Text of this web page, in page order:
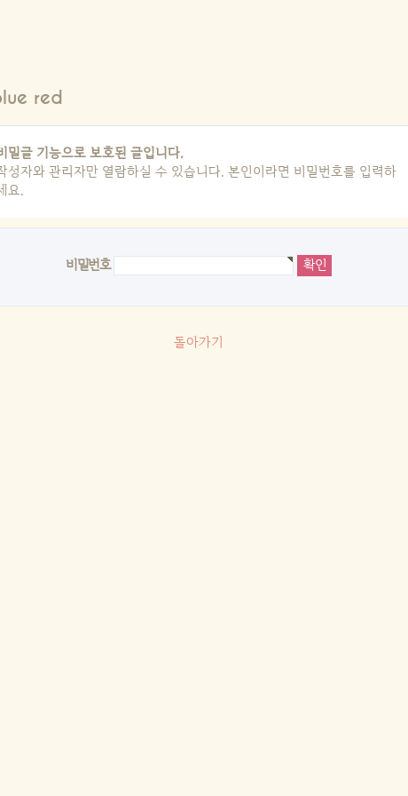
red
밀글 기능으로 보호된 글입니다.
성자와 관리자만 열람하실 수 있습니다. 본인이라면 비밀번호를 입력하
요.
비밀번호
돌아가기